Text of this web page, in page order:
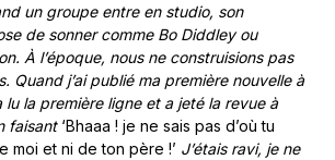
un groupe entre en studio, son
de sonner comme Bo Diddley ou
À l’époque, nous ne construisions pas
Quand j’ai publié ma première nouvelle à
lu la première ligne et a jeté la revue à
faisant ‘Bhaaa ! je ne sais pas d’où tu
moi et ni de ton père !’ J’étais ravi, je ne